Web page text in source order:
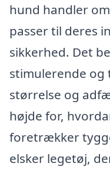
hund handler
passer til deres
sikkerhed. Det
stimulerende og
størrelse og
højde for,
foretrækker
elsker legetøj,